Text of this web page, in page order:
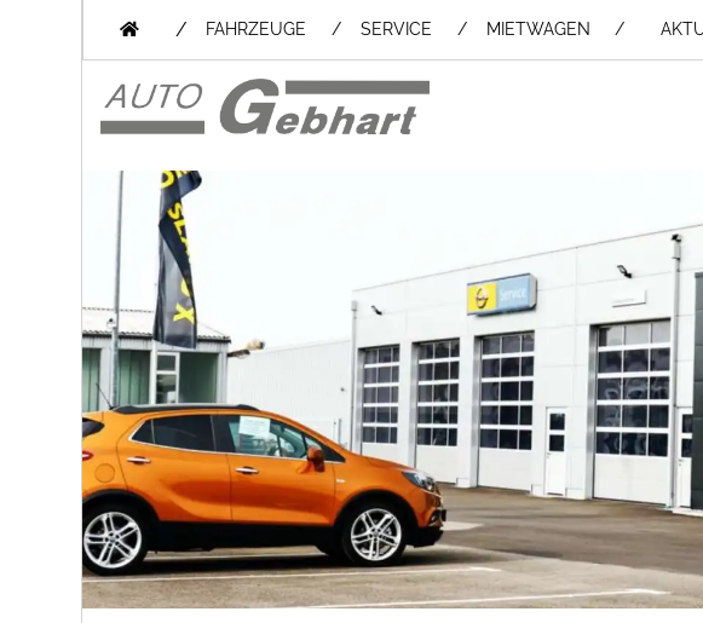
/ FAHRZEUGE SERVICE MIETWAGEN /